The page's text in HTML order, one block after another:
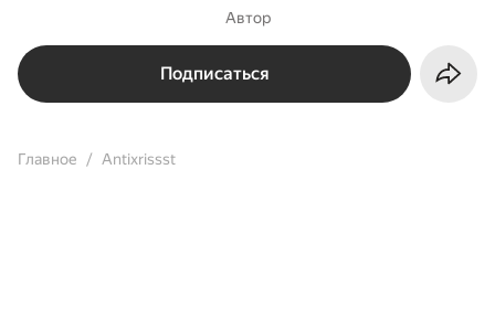
Автор
Подписаться
Главное Antixrissst